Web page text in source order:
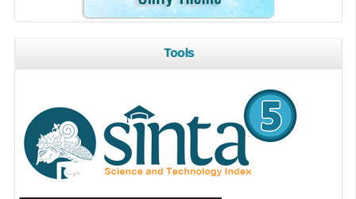
Tools